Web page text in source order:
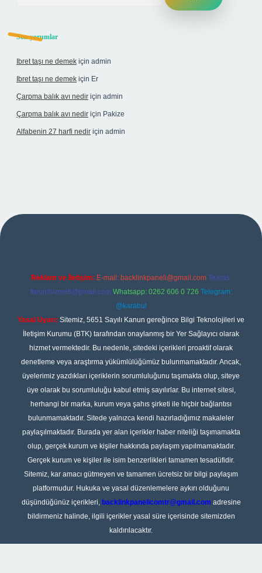
Son yorumlar
Ibret taşı ne demek için admin
Ibret taşı ne demek için Er
Çarpma balık avı nedir için admin
Çarpma balık avı nedir için Pakize
Alfabenin 27 harfi nedir için admin
giriş
Reklam ve İletişim: E-mail: backlinkpaneli@gmail.com Teams:
forumhizmeti@gmail.com Whatsapp: 0262 606 0 726 Telegram:
@karabul
Yasal Uyarı: Sitemiz, 5651 Sayılı Kanun gereğince Bilgi Teknolojileri ve
İletişim Kurumu (BTK) tarafından onaylanmış bir Yer Sağlayıcı olarak
hizmet vermektedir. Bu nedenle, sitedeki içerikleri proaktif olarak
denetleme veya araştırma yükümlülüğümüz bulunmamaktadır. Ancak,
üyelerimiz yazdıkları içeriklerin sorumluluğunu taşımakta olup, siteye
üye olarak bu sorumluluğu kabul etmiş sayılırlar. Bu internet sitesi,
herhangi bir marka, kurum veya şahıs şirketi ile hiçbir bağlantısı
bulunmamaktadır. Sitede yalnızca kendi hazırladığımız makaleler
paylaşılmaktadır. Burada yer alan içerikler haber niteliği taşımamakta
olup, gerçek kurum ve kişiler hakkında paylaşım yapılmamaktadır.
Gerçek kurum ve kişiler ile isim benzerlikleri tamamen tesadüfidir.
Sitemiz, kar amacı gütmeyen ve tamamen ücretsiz bir bilgi paylaşım
platformudur. Hukuka ve yasal düzenlemelere aykırı olduğunu
düşündüğünüz içerikleri, backlinkpanelicomtr@gmail.com adresine
bildirmeniz halinde, ilgili içerikler yasal süre içerisinde sitemizden
kaldırılacaktır.